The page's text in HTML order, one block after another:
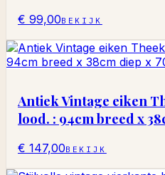
€ 99,00BEKIJK
Antiek Vintage eiken
lood. : 94cm breed x
€ 147,00BEKIJK